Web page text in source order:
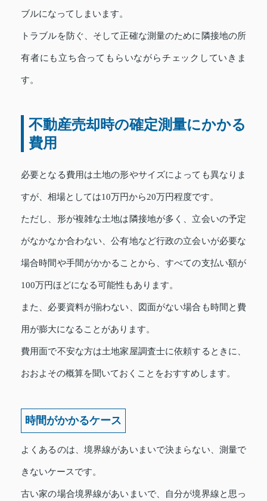
ブルになってしまいます。
トラブルを防ぐ、そして正確な測量のために隣接地の所
有者にも立ち合ってもらいながらチェックしていきま
す。
不動産売却時の確定測量にかかる
費用
必要となる費用は土地の形やサイズによっても異なりま
すが、相場としては10万円から20万円程度です。
ただし、形が複雑な土地は隣接地が多く、立会いの予定
がなかなか合わない、公有地など行政の立会いが必要な
場合時間や手間がかかることから、すべての支払い額が
100万円ほどになる可能性もあります。
また、必要資料が揃わない、図面がない場合も時間と費
用が膨大になることがあります。
費用面で不安な方は土地家屋調査士に依頼するときに、
おおよその概算を聞いておくことをおすすめします。
時間がかかるケース
よくあるのは、境界線があいまいで決まらない、測量で
きないケースです。
古い家の場合境界線があいまいで、自分が境界線と思っ